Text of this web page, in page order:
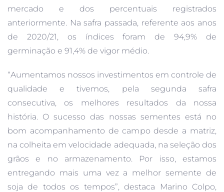
mercado e dos percentuais registrados
anteriormente. Na safra passada, referente aos anos
de 2020/21, os índices foram de 94,9% de
germinação e 91,4% de vigor médio.
“Aumentamos nossos investimentos em controle de
qualidade e tivemos, pela segunda safra
consecutiva, os melhores resultados da nossa
história. O sucesso das nossas sementes está no
bom acompanhamento de campo desde a matriz,
na colheita em velocidade adequada, na seleção dos
grãos e no armazenamento. Por isso, estamos
entregando mais uma vez a melhor semente de
soja de todos os tempos”, destaca Marino Colpo,